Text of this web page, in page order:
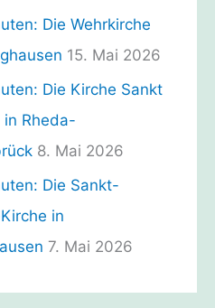
Die Wehrkirche
15. Mai 2026
Die Kirche Sankt
in Rheda-
8. Mai 2026
Die Sankt-
in
7. Mai 2026